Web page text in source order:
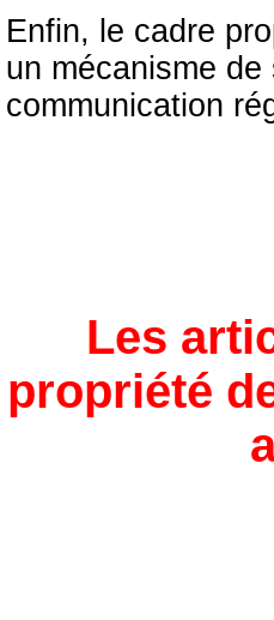
Enfin, le cadre
un mécanisme
communication
Les
propriété